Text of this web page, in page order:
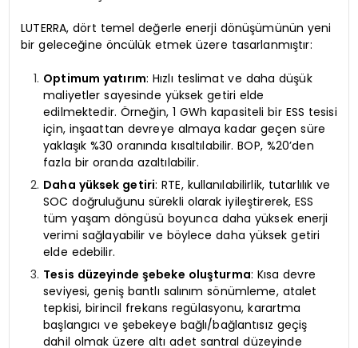
LUTERRA, dört temel değerle enerji dönüşümünün yeni
bir geleceğine öncülük etmek üzere tasarlanmıştır:
Optimum yatırım: Hızlı teslimat ve daha düşük
maliyetler sayesinde yüksek getiri elde
edilmektedir. Örneğin, 1 GWh kapasiteli bir ESS tesisi
için, inşaattan devreye almaya kadar geçen süre
yaklaşık %30 oranında kısaltılabilir. BOP, %20’den
fazla bir oranda azaltılabilir.
Daha yüksek getiri: RTE, kullanılabilirlik, tutarlılık ve
SOC doğruluğunu sürekli olarak iyileştirerek, ESS
tüm yaşam döngüsü boyunca daha yüksek enerji
verimi sağlayabilir ve böylece daha yüksek getiri
elde edebilir.
Tesis düzeyinde şebeke oluşturma: Kısa devre
seviyesi, geniş bantlı salınım sönümleme, atalet
tepkisi, birincil frekans regülasyonu, karartma
başlangıcı ve şebekeye bağlı/bağlantısız geçiş
dahil olmak üzere altı adet santral düzeyinde